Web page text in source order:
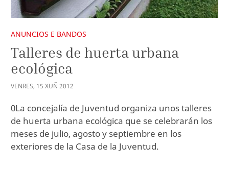
ANUNCIOS E BANDOS
Talleres de huerta urbana
ecológica
VENRES, 15 XUÑ 2012
0La concejalía de Juventud organiza unos talleres
de huerta urbana ecológica que se celebrarán los
meses de julio, agosto y septiembre en los
exteriores de la Casa de la Juventud.